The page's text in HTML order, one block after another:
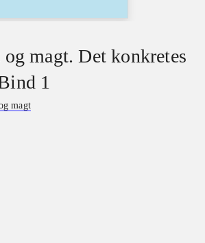
magt. Det konkretes
1
magt